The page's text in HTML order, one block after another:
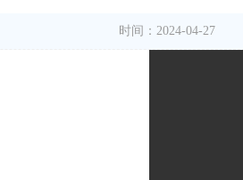
时间：2024-04-27